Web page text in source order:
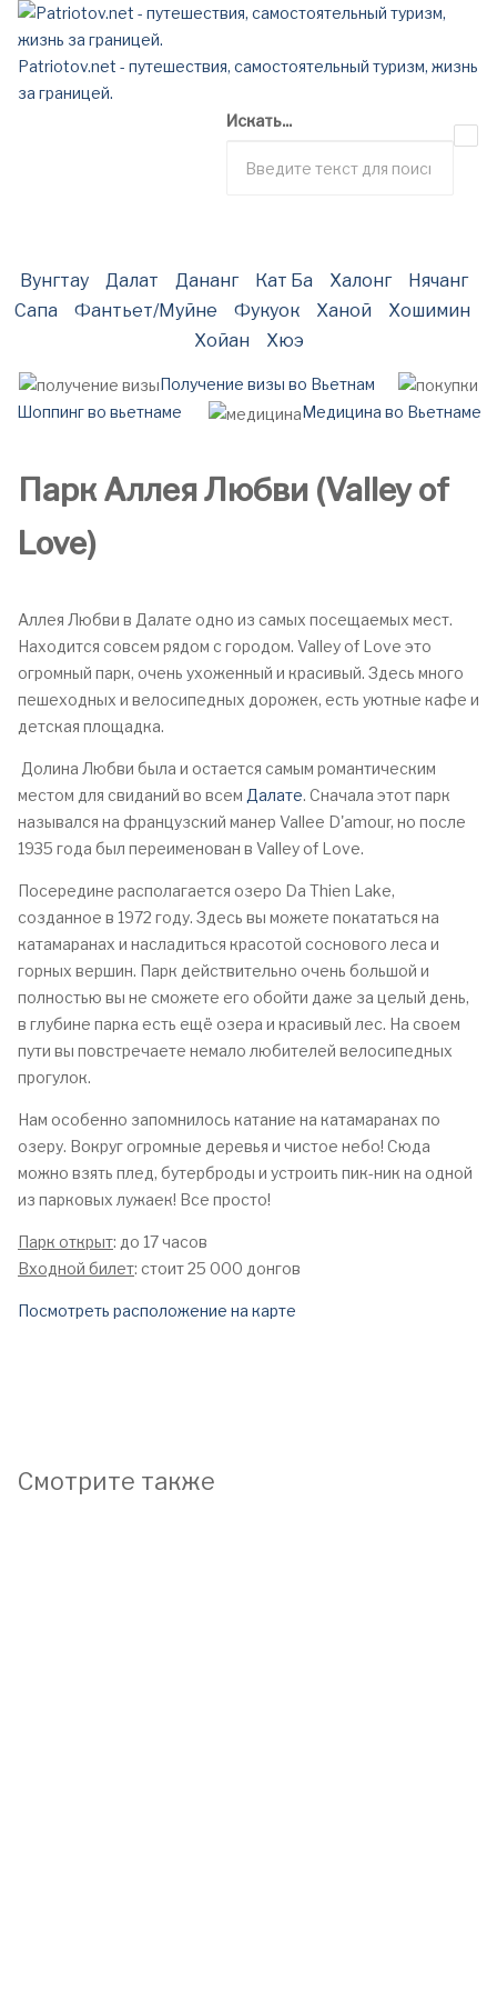
Patriotov.net - путешествия, самостоятельный туризм, жизнь
за границей.
Искать...
Вунгтау Далат Дананг Кат Ба Халонг
Нячанг
Сапа
Фантьет/Муйне Фукуок Ханой
Хошимин
Хойан
Хюэ
Получение визы во Вьетнам
Шоппинг во вьетнаме
Медицина во Вьетнаме
Парк Аллея Любви (Valley of
Love)
Аллея Любви в Далате одно из самых посещаемых мест.
Находится совсем рядом с городом. Valley of Love это
огромный парк, очень ухоженный и красивый. Здесь много
пешеходных и велосипедных дорожек, есть уютные кафе и
детская площадка.
Долина Любви была и остается самым романтическим
местом для свиданий во всем Далате. Сначала этот парк
назывался на французский манер Vallee D'amour, но после
1935 года был переименован в Valley of Love.
Посередине располагается озеро Da Thien Lake,
созданное в 1972 году. Здесь вы можете покататься на
катамаранах и насладиться красотой соснового леса и
горных вершин. Парк действительно очень большой и
полностью вы не сможете его обойти даже за целый день,
в глубине парка есть ещё озера и красивый лес. На своем
пути вы повстречаете немало любителей велосипедных
прогулок.
Нам особенно запомнилось катание на катамаранах по
озеру. Вокруг огромные деревья и чистое небо! Сюда
можно взять плед, бутерброды и устроить пик-ник на одной
из парковых лужаек! Все просто!
Парк открыт: до 17 часов
Входной билет: стоит 25 000 донгов
Посмотреть расположение на карте
Смотрите также